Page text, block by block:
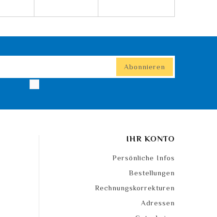
IHR KONTO
Persönliche Infos
Bestellungen
Rechnungskorrekturen
Adressen